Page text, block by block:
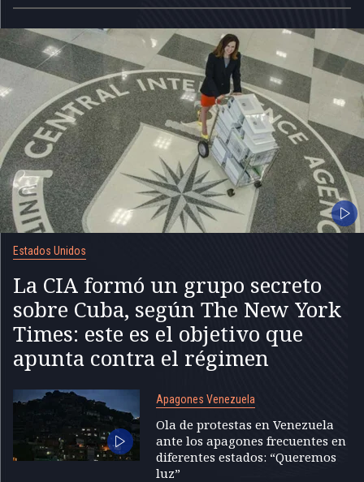
Estados Unidos
La CIA formó un grupo secreto
sobre Cuba, según The New York
Times: este es el objetivo que
apunta contra el régimen
Apagones Venezuela
Ola de protestas en Venezuela
ante los apagones frecuentes en
diferentes estados: “Queremos
luz”